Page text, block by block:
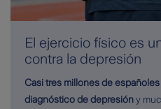
El ejercicio físico es
contra la depresión
Casi tres millones de
diagnóstico de depresióny